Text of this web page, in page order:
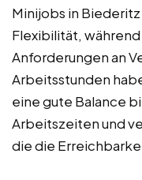
Minijobs in
Flexibilität,
Anforderungen an
Arbeitsstunden
eine gute Balance
Arbeitszeiten und
die die